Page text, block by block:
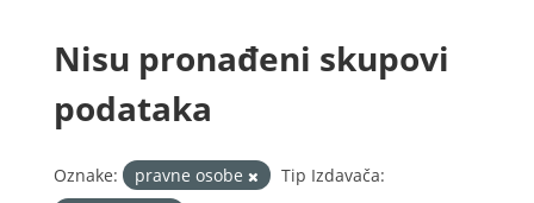
Nisu pronađeni skupovi
podataka
Oznake: pravne osobe
Tip Izdavača: